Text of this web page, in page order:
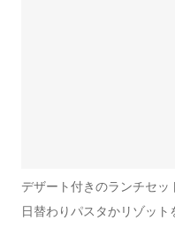
デザート付きのランチセッ
日替わりパスタかリゾット